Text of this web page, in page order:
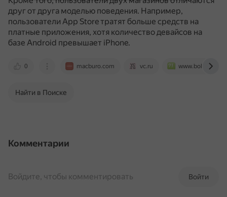
друг от друга моделью поведения. Например,
пользователи App Store тратят больше средств на
платные приложения, хотя количество девайсов на
базе Android превышает iPhone.
0 macburo.com vc.ru
Найти в Поиске
Комментарии
Войти
Войдите, чтобы комментировать